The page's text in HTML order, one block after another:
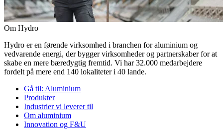
Om Hydro
Hydro er en førende virksomhed i branchen for aluminium og
vedvarende energi, der bygger virksomheder og partnerskaber for at
skabe en mere bæredygtig fremtid. Vi har 32.000 medarbejdere
fordelt på mere end 140 lokaliteter i 40 lande.
Gå til: Aluminium
Produkter
Industrier vi leverer til
Om aluminium
Innovation og F&U